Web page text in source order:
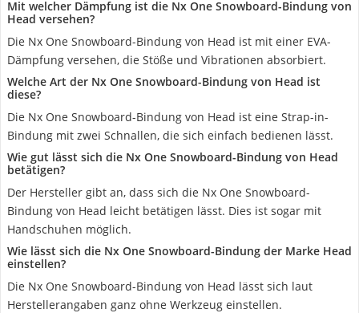
Mit welcher Dämpfung ist die Nx One Snowboard-Bindung von
Head versehen?
Die Nx One Snowboard-Bindung von Head ist mit einer EVA-
Dämpfung versehen, die Stöße und Vibrationen absorbiert.
Welche Art der Nx One Snowboard-Bindung von Head ist
diese?
Die Nx One Snowboard-Bindung von Head ist eine Strap-in-
Bindung mit zwei Schnallen, die sich einfach bedienen lässt.
Wie gut lässt sich die Nx One Snowboard-Bindung von Head
betätigen?
Der Hersteller gibt an, dass sich die Nx One Snowboard-
Bindung von Head leicht betätigen lässt. Dies ist sogar mit
Handschuhen möglich.
Wie lässt sich die Nx One Snowboard-Bindung der Marke Head
einstellen?
Die Nx One Snowboard-Bindung von Head lässt sich laut
Herstellerangaben ganz ohne Werkzeug einstellen.